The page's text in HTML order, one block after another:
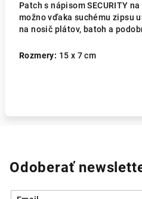
Patch s nápisom SECURITY
možno vďaka suchému zipsu
na nosič plátov, batoh a
Rozmery: 15 x 7 cm
Odoberať